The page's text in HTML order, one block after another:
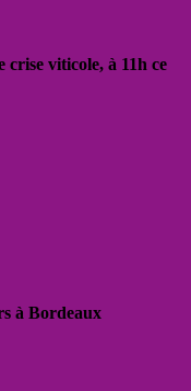
crise viticole, à 11h ce
à Bordeaux